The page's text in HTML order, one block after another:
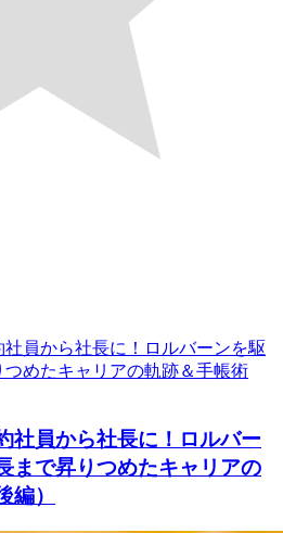
社員から社長に！ロルバー
まで昇りつめたキャリアの
編）